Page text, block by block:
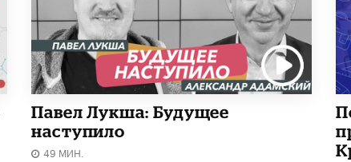
Павел Лукша: Будущее
наступило
49 МИН.